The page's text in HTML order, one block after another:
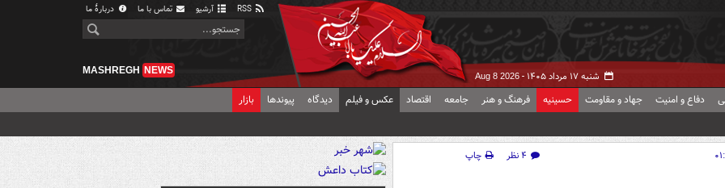
آرشیو تماس با ما دربارهٔ ما
شنبه ۱۷ مرداد ۱۴۰۵ - Aug 8 2026
MASHREGH NEWS
دفاع و امنیت جهاد و مقاومت حسینیه فرهنگ و هنر جامعه اقتصاد عکس و فیلم دیدگاه پیوندها بازار
۴ نظر
چاپ